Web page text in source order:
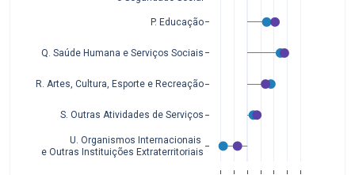
U. Organismos Internacionais
e Outras Instituições Extraterritoriais
S. Outras Atividades de Serviços
R. Artes, Cultura, Esporte e Recreação
Q. Saúde Humana e Serviços Sociais
P. Educação